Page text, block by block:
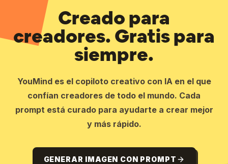
Creado para
creadores. Gratis para
siempre.
YouMind es el copiloto creativo con IA en el que
confían creadores de todo el mundo. Cada
prompt está curado para ayudarte a crear mejor
y más rápido.
GENERAR IMAGEN CON PROMPT